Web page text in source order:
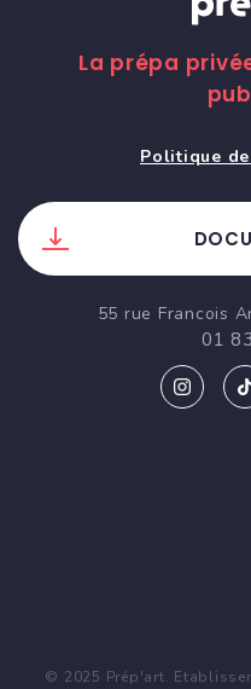
La prépa
Politique
55 rue Francois
01
© 2025 Prép'art.